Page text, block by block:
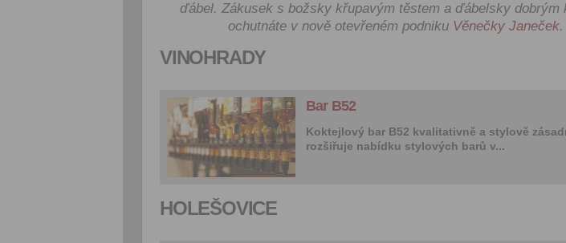
ďábel. Zákusek s božsky křupavým těstem a ďábelsky dobrým
ochutnáte v nově otevřeném podniku Věnečky Janeček.
VINOHRADY
Bar B52
Koktejlový bar B52 kvalitativně a stylově
rozšiřuje nabídku stylových barů v...
HOLEŠOVICE